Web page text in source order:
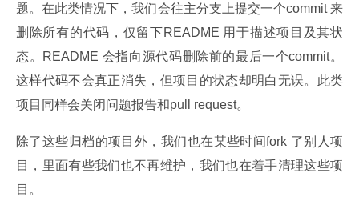
题。在此类情况下，我们会往主分支上提交一个commit 来
删除所有的代码，仅留下README 用于描述项目及其状
态。README 会指向源代码删除前的最后一个commit。
这样代码不会真正消失，但项目的状态却明白无误。此类
项目同样会关闭问题报告和pull request。
除了这些归档的项目外，我们也在某些时间fork 了别人项
目，里面有些我们也不再维护，我们也在着手清理这些项
目。